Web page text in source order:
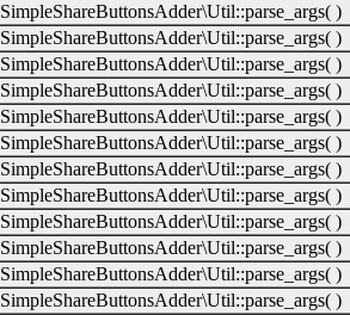
SimpleShareButtonsAdder\Util::parse_args( )
SimpleShareButtonsAdder\Util::parse_args( )
SimpleShareButtonsAdder\Util::parse_args( )
SimpleShareButtonsAdder\Util::parse_args( )
SimpleShareButtonsAdder\Util::parse_args( )
SimpleShareButtonsAdder\Util::parse_args( )
SimpleShareButtonsAdder\Util::parse_args( )
SimpleShareButtonsAdder\Util::parse_args( )
SimpleShareButtonsAdder\Util::parse_args( )
SimpleShareButtonsAdder\Util::parse_args( )
SimpleShareButtonsAdder\Util::parse_args( )
SimpleShareButtonsAdder\Util::parse_args( )